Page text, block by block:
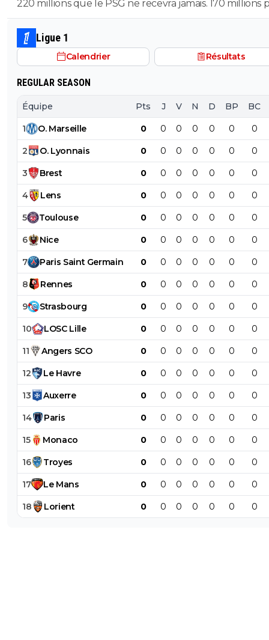
qu on veut remplacer la pourriture Infantino par le
president de Guy Degrenne le roi des casserolles.
la ca devient grave Apres c est comme en France, on laisse
tout faire ils auraient tort de ne pas en profiter.
220 millions que le PSG ne recevra jamais. 170 millions
Barcola et 50 pour M'Baye... Il ne faut pas prendre ses
pour des réalités. Personne ne payera ce prix pour là
des remplaçants.
Ligue 1
Calendrier Résultats
REGULAR SEASON
Équipe Pts J V N D BP BC
1 O. Marseille 0 0 0 0 0 0 0
2 O. Lyonnais 0 0 0 0 0 0 0
3 Brest 0 0 0 0 0 0 0
4 Lens 0 0 0 0 0 0 0
5 Toulouse 0 0 0 0 0 0 0
6 Nice 0 0 0 0 0 0 0
7 Paris Saint Germain 0 0 0 0 0 0 0
8 Rennes 0 0 0 0 0 0 0
9 Strasbourg 0 0 0 0 0 0 0
10 LOSC Lille 0 0 0 0 0 0 0
11 Angers SCO 0 0 0 0 0 0 0
12 Le Havre 0 0 0 0 0 0 0
13 Auxerre 0 0 0 0 0 0 0
14 Paris 0 0 0 0 0 0 0
15 Monaco 0 0 0 0 0 0 0
16 Troyes 0 0 0 0 0 0 0
17 Le Mans 0 0 0 0 0 0 0
18 Lorient 0 0 0 0 0 0 0